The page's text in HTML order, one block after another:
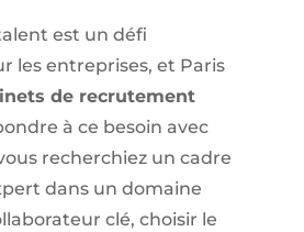
est un défi
les entreprises, et Paris
de recrutement
à ce besoin avec
recherchiez un cadre
dans un domaine
clé, choisir le